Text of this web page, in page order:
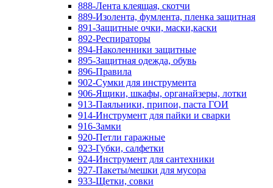
888-Лента клеящая, скотчи
889-Изолента, фумлента, пленка защитная
891-Защитные очки, маски,каски
892-Респираторы
894-Наколенники защитные
895-Защитная одежда, обувь
896-Правила
902-Сумки для инструмента
906-Ящики, шкафы, органайзеры, лотки
913-Паяльники, припои, паста ГОИ
914-Инструмент для пайки и сварки
916-Замки
920-Петли гаражные
923-Губки, салфетки
924-Инструмент для сантехники
927-Пакеты/мешки для мусора
933-Щетки, совки